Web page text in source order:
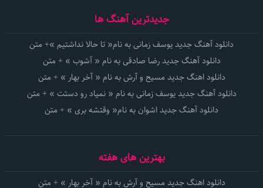
جدیدترین آهنگ ها
دانلود آهنگ جدید یوسف زمانی به نام« تا حالا نداشتیم »+ متن
دانلود آهنگ جدید رضا صادقی به نام « آشوب » + متن
دانلود اهنگ جدید مسیح و آرش به نام « آخر بهار » + متن
دانلود آهنگ جدید یوسف زمانی به نام « نمیاد رو دستت » + متن
دانلود آهنگ جدید اشوان به نام« وقتشه بری » + متن
بهترین های هفته
دانلود اهنگ جدید مسیح و آرش به نام « آخر بهار » + متن